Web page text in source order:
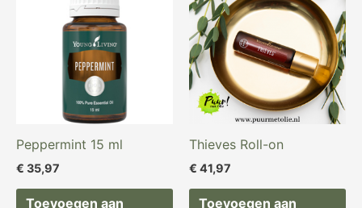
Peppermint 15 ml
€ 35,97
Toevoegen aan
Thieves Roll-on
€ 41,97
Toevoegen aan